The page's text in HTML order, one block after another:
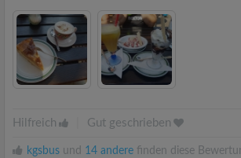
Hilfreich Gut geschrieben
kgsbus und 14 andere finden diese